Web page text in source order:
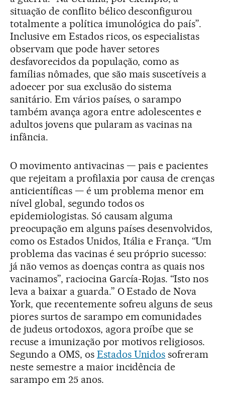
situação de conflito bélico desconfigurou
totalmente a política imunológica do país”.
Inclusive em Estados ricos, os especialistas
observam que pode haver setores
desfavorecidos da população, como as
famílias nômades, que são mais suscetíveis a
adoecer por sua exclusão do sistema
sanitário. Em vários países, o sarampo
também avança agora entre adolescentes e
adultos jovens que pularam as vacinas na
infância.
O movimento antivacinas — pais e pacientes
que rejeitam a profilaxia por causa de crenças
anticientíficas — é um problema menor em
nível global, segundo todos os
epidemiologistas. Só causam alguma
preocupação em alguns países desenvolvidos,
como os Estados Unidos, Itália e França. “Um
problema das vacinas é seu próprio sucesso:
já não vemos as doenças contra as quais nos
vacinamos”, raciocina García-Rojas. “Isto nos
leva a baixar a guarda.” O Estado de Nova
York, que recentemente sofreu alguns de seus
piores surtos de sarampo em comunidades
de judeus ortodoxos, agora proíbe que se
recuse a imunização por motivos religiosos.
Segundo a OMS, os Estados Unidos sofreram
neste semestre a maior incidência de
sarampo em 25 anos.